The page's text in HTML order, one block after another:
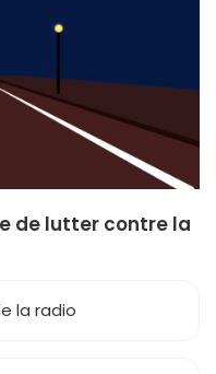
de lutter contre la
la radio